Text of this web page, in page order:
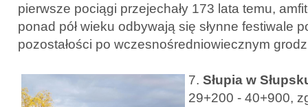
pierwsze pociągi przejechały 173 lata temu,
ponad pół wieku odbywają się słynne festiwale
pozostałości po wczesnośredniowiecznym
7. Słupia w
29+200 - 40+900,